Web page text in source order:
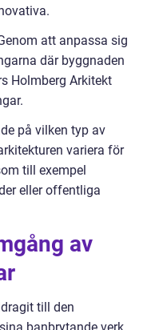
att anpassa sig
där byggnaden
Holmberg Arkitekt
på vilken typ av
variera för
till exempel
eller offentliga
av
till den